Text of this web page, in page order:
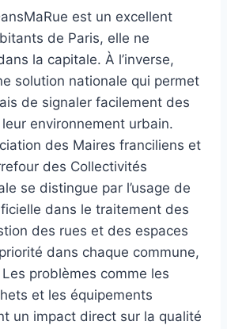
est un excellent
de Paris, elle ne
la capitale. À l’inverse,
solution nationale qui permet
de signaler facilement des
environnement urbain.
des Maires franciliens et
des Collectivités
se distingue par l’usage de
dans le traitement des
des rues et des espaces
dans chaque commune,
problèmes comme les
et les équipements
un impact direct sur la qualité